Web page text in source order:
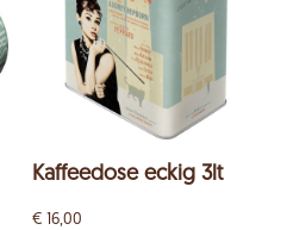
Kaffeedose eckig 3lt
€ 16,00